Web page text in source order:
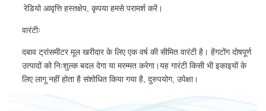
रेडियो आवृत्ति हस्तक्षेप, कृपया हमसे परामर्श करें।
वारंटीः
दबाव ट्रांसमीटर मूल खरीदार के लिए एक वर्ष की सीमित वारंटी है। हेंगटोंग दोषपूर्ण
उत्पादों को निःशुल्क बदल देगा या मरम्मत करेगा।यह गारंटी किसी भी इकाइयों के
लिए लागू नहीं होता है संशोधित किया गया है, दुरुपयोग, उपेक्षा।